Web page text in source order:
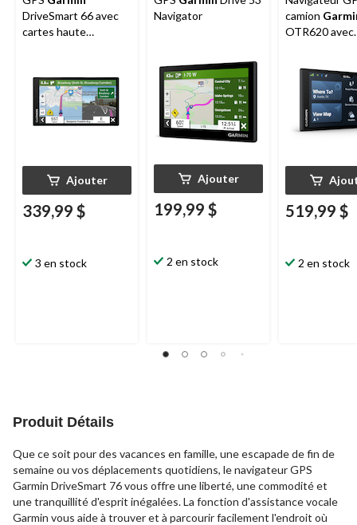
DriveSmart 66 avec
cartes haute
Ajouter
339,99 $
3 en stock
Navigator
Ajouter
199,99 $
2 en stock
camion
OTR620 avec
519,99 $
2 en stock
Produit Détails
Que ce soit pour des vacances en famille, une escapade de fin de
semaine ou vos déplacements quotidiens, le navigateur GPS
Garmin DriveSmart 76 vous offre une liberté, une commodité et
une tranquillité d'esprit inégalées. La fonction d'assistance vocale
Garmin vous aide à trouver et à parcourir facilement l'endroit où